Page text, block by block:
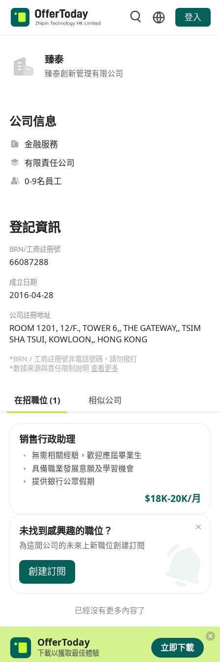
登入
臻泰
臻泰創新管理有限公司
公司信息
金融服務
有限責任公司
0-9名員工
登記資訊
BRN/工商註冊號
66087288
成立日期
2016-04-28
公司註冊地址
ROOM 1201, 12/F., TOWER 6,, THE GATEWAY,, TSIM
SHA TSUI, KOWLOON,, HONG KONG
*BRN / 工商註冊號非電話號碼，請勿撥打
*數據來源與責任限制說明 查看更多
在招職位 (1) 相似公司
销售行政助理
無需相關經驗，歡迎應屆畢業生
具備職業發展意願及學習機會
提供銀行公眾假期
$18K-20K/月
未找到感興趣的職位？
為這間公司的未來上新職位創建訂閱
創建訂閱
已經沒有更多內容了
OfferToday
下載以獲取最佳體驗 立即下載